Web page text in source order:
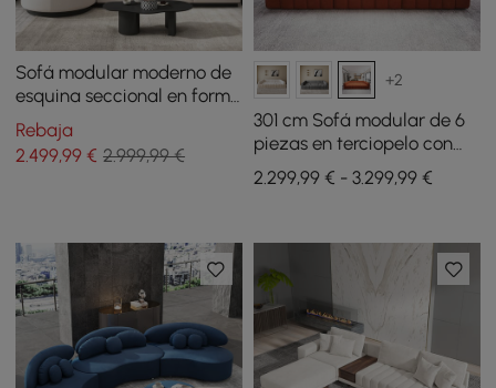
Sofá modular moderno de
esquina seccional en forma
de L de 3730 mm en beige
con almohadas y patas
negras
Rebaja
2.499,99 € 2.999,99 €
+2
301 cm Sofá modular de 6
piezas en terciopelo con
tapizado acanalado
2.299,99 € - 3.299,99 €